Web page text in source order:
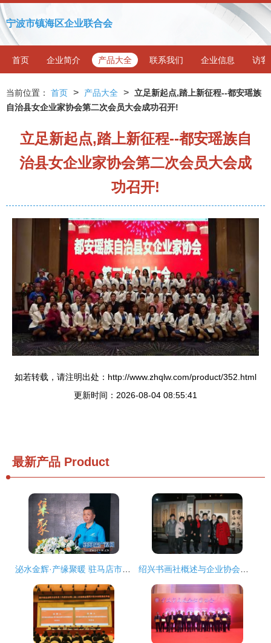
宁波市镇海区企业联合会
首页 企业简介 产品大全 联系我们 企业信息 访客
当前位置： 首页 > 产品大全 > 立足新起点,踏上新征程--都安瑶族
自治县女企业家协会第二次会员大会成功召开!
立足新起点,踏上新征程--都安瑶族自
治县女企业家协会第二次会员大会成
功召开!
如若转载，请注明出处：http://www.zhqlw.com/product/352.html
更新时间：2026-08-04 08:55:41
最新产品 Product